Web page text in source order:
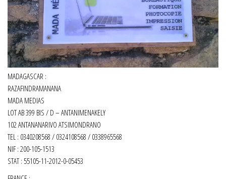
MADAGASCAR :
RAZAFINDRAMANANA
MADA MEDIAS
LOT AB 399 BIS / D – ANTANIMENAKELY
102 ANTANANARIVO ATSIMONDRANO
TEL : 0340208568 / 0324108568 / 0338965568
NIF : 200-105-1513
STAT : 55105-11-2012-0-05453